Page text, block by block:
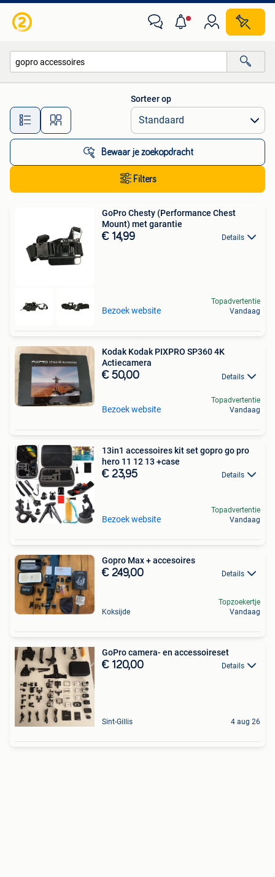
Alle afstanden…
Sorteer op
Bewaar je zoekopdracht
Filters
GoPro Chesty (Performance Chest
Mount) met garantie
€ 14,99 Details
Bezoek website
Topadvertentie
Vandaag
Kodak Kodak PIXPRO SP360 4K
Actiecamera
€ 50,00 Details
Bezoek website
Topadvertentie
Vandaag
13in1 accessoires kit set gopro go pro
hero 11 12 13 +case
€ 23,95 Details
Bezoek website
Topadvertentie
Vandaag
Gopro Max + accesoires
€ 249,00 Details
Koksijde
Topzoekertje
Vandaag
GoPro camera- en accessoireset
€ 120,00 Details
Sint-Gillis 4 aug 26